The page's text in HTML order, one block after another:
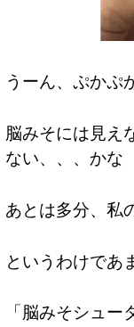
うーん、ぷかぷ
脳みそには見え
ない、、、かな
あとは多分、私
というわけであ
「脳みそシュ